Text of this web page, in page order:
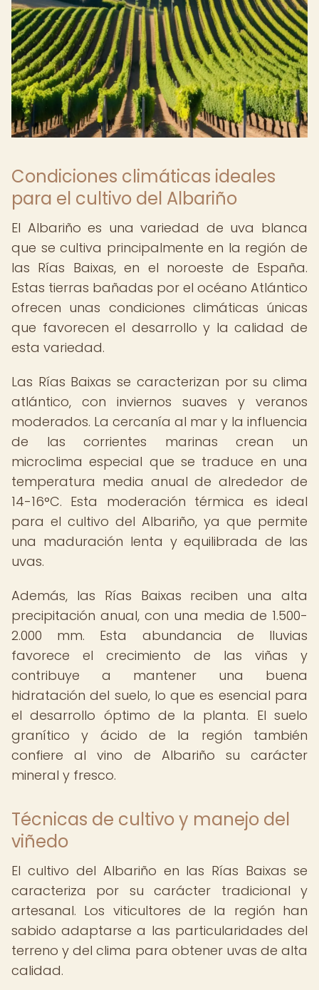
Condiciones climáticas ideales
para el cultivo del Albariño
El Albariño es una variedad de uva blanca
que se cultiva principalmente en la región de
las Rías Baixas, en el noroeste de España.
Estas tierras bañadas por el océano Atlántico
ofrecen unas condiciones climáticas únicas
que favorecen el desarrollo y la calidad de
esta variedad.
Las Rías Baixas se caracterizan por su clima
atlántico, con inviernos suaves y veranos
moderados. La cercanía al mar y la influencia
de las corrientes marinas crean un
microclima especial que se traduce en una
temperatura media anual de alrededor de
14-16°C. Esta moderación térmica es ideal
para el cultivo del Albariño, ya que permite
una maduración lenta y equilibrada de las
uvas.
Además, las Rías Baixas reciben una alta
precipitación anual, con una media de 1.500-
2.000 mm. Esta abundancia de lluvias
favorece el crecimiento de las viñas y
contribuye a mantener una buena
hidratación del suelo, lo que es esencial para
el desarrollo óptimo de la planta. El suelo
granítico y ácido de la región también
confiere al vino de Albariño su carácter
mineral y fresco.
Técnicas de cultivo y manejo del
viñedo
El cultivo del Albariño en las Rías Baixas se
caracteriza por su carácter tradicional y
artesanal. Los viticultores de la región han
sabido adaptarse a las particularidades del
terreno y del clima para obtener uvas de alta
calidad.